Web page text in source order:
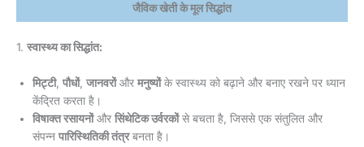
जैविक खेती के मूल सिद्धांत
1. स्वास्थ्य का सिद्धांत:
मिट्टी, पौधों, जानवरोंऔर मनुष्योंके स्वास्थ्य को बढ़ाने और बनाए रखने पर ध्यान
केंद्रित करता है।
विषाक्त रसायनोंऔर सिंथेटिक उर्वरकोंसे बचता है, जिससे एक संतुलित और
संपन्न पारिस्थितिकी तंत्रबनता है।